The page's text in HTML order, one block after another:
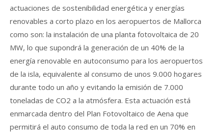
actuaciones de sostenibilidad energética y energías
renovables a corto plazo en los aeropuertos de Mallorca
como son: la instalación de una planta fotovoltaica de 20
MW, lo que supondrá la generación de un 40% de la
energía renovable en autoconsumo para los aeropuertos
de la isla, equivalente al consumo de unos 9.000 hogares
durante todo un año y evitando la emisión de 7.000
toneladas de CO2 a la atmósfera. Esta actuación está
enmarcada dentro del Plan Fotovoltaico de Aena que
permitirá el auto consumo de toda la red en un 70% en